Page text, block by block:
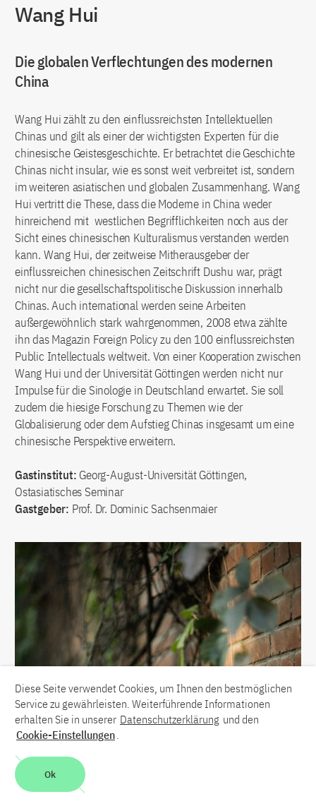
Wang Hui
Die globalen Verflechtungen des modernen
China
Wang Hui zählt zu den einflussreichsten Intellektuellen
Chinas und gilt als einer der wichtigsten Experten für die
chinesische Geistesgeschichte. Er betrachtet die Geschichte
Chinas nicht insular, wie es sonst weit verbreitet ist, sondern
im weiteren asiatischen und globalen Zusammenhang. Wang
Hui vertritt die These, dass die Moderne in China weder
hinreichend mit westlichen Begrifflichkeiten noch aus der
Sicht eines chinesischen Kulturalismus verstanden werden
kann. Wang Hui, der zeitweise Mitherausgeber der
einflussreichen chinesischen Zeitschrift Dushu war, prägt
nicht nur die gesellschaftspolitische Diskussion innerhalb
Chinas. Auch international werden seine Arbeiten
außergewöhnlich stark wahrgenommen, 2008 etwa zählte
ihn das Magazin Foreign Policy zu den 100 einflussreichsten
Public Intellectuals weltweit. Von einer Kooperation zwischen
Wang Hui und der Universität Göttingen werden nicht nur
Impulse für die Sinologie in Deutschland erwartet. Sie soll
zudem die hiesige Forschung zu Themen wie der
Globalisierung oder dem Aufstieg Chinas insgesamt um eine
chinesische Perspektive erweitern.
Gastinstitut: Georg-August-Universität Göttingen,
Ostasiatisches Seminar
Gastgeber: Prof. Dr. Dominic Sachsenmaier
Diese Seite verwendet Cookies, um Ihnen den bestmöglichen
Service zu gewährleisten. Weiterführende Informationen
erhalten Sie in unserer Datenschutzerklärung und den
Cookie-Einstellungen.
Ok